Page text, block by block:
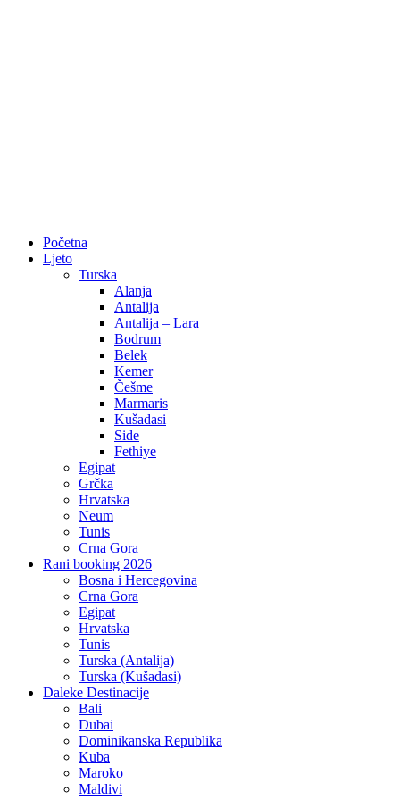
Početna
Ljeto
Turska
Alanja
Antalija
Antalija – Lara
Bodrum
Belek
Kemer
Češme
Marmaris
Kušadasi
Side
Fethiye
Egipat
Grčka
Hrvatska
Neum
Tunis
Crna Gora
Rani booking 2026
Bosna i Hercegovina
Crna Gora
Egipat
Hrvatska
Tunis
Turska (Antalija)
Turska (Kušadasi)
Daleke Destinacije
Bali
Dubai
Dominikanska Republika
Kuba
Maroko
Maldivi